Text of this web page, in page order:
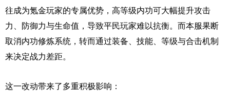
往成为氪金玩家的专属优势，高等级内功可大幅提升攻击
力、防御力与生命值，导致平民玩家难以抗衡。而本服果断
取消内功修炼系统，转而通过装备、技能、等级与合击机制
来决定战力差距。
这一改动带来了多重积极影响：